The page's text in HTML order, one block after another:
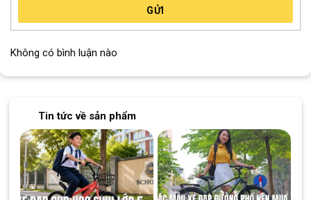
đường dài hoặc phượt nhiều giờ liền.
Mang lại cảm giác thoải mái, giúp bạn có thể đạp xe lâu
thoáng và giảm tì đè vào vùng nhạy cảm. Thiết kế này tạo tư
thế ngồi tự nhiên, giúp người đạp xe cảm thấy dễ chịu hơn trong
suốt hành trình.
GỬI
Không có bình luận nào
Tin tức về sản phẩm